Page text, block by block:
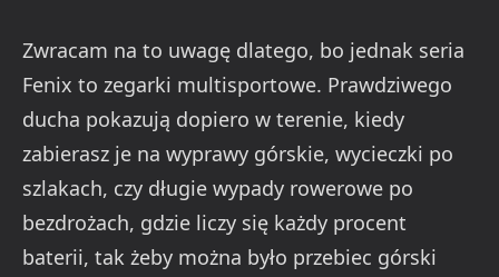
Zwracam na to uwagę dlatego, bo jednak seria
Fenix to zegarki multisportowe. Prawdziwego
ducha pokazują dopiero w terenie, kiedy
zabierasz je na wyprawy górskie, wycieczki po
szlakach, czy długie wypady rowerowe po
bezdrożach, gdzie liczy się każdy procent
baterii, tak żeby można było przebiec górski